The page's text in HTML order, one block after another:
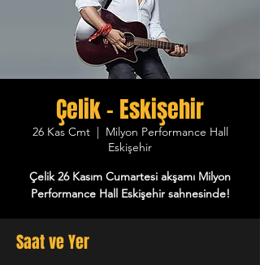
Çelik - Eskişehir
26 Kas Cmt
  |
Milyon Performance Hall
Eskişehir
Çelik 26 Kasım Cumartesi akşamı Milyon
Performance Hall Eskişehir sahnesinde!
Saat ve Yer